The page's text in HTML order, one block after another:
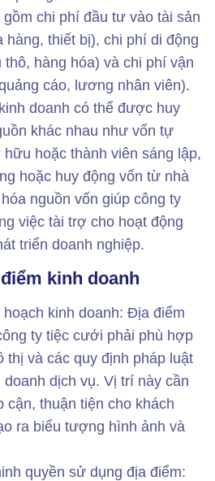
chi phí đầu tư vào tài sản
thiết bị), chi phí di động
hàng hóa) và chi phí vận
cáo, lương nhân viên).
doanh có thể được huy
khác nhau như vốn tự
hoặc thành viên sáng lập,
hoặc huy động vốn từ nhà
nguồn vốn giúp công ty
việc tài trợ cho hoạt động
triển doanh nghiệp.
kinh doanh
kinh doanh: Địa điểm
ty tiệc cưới phải phù hợp
thị và các quy định pháp luật
dịch vụ. Vị trí này cần
cận, thuận tiện cho khách
ra biểu tượng hình ảnh và
quyền sử dụng địa điểm: